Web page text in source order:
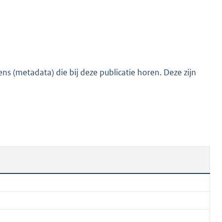
(metadata) die bij deze publicatie horen. Deze zijn